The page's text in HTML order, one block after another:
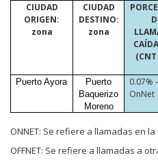
CIUDAD
ORIGEN:
zona
CIUDAD
DESTINO:
zona
Puerto Ayora
Puerto
Baquerizo
Moreno
0.07%
OnNet
ONNET: Se refiere a llamadas en la
OFFNET: Se refiere a llamadas a